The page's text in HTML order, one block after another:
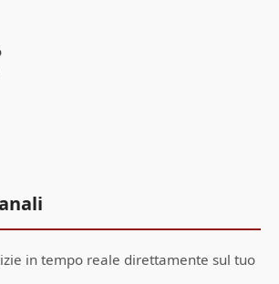
in tempo reale direttamente sul tuo